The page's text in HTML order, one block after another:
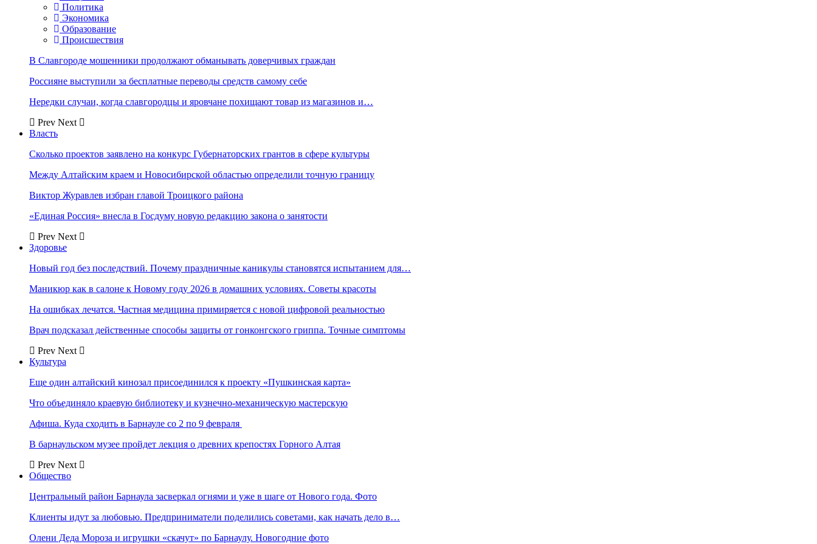
Политика
Экономика
Образование
Происшествия
В Славгороде мошенники продолжают обманывать доверчивых граждан
Россияне выступили за бесплатные переводы средств самому себе
Нередки случаи, когда славгородцы и яровчане похищают товар из магазинов и…
Prev Next
Власть
Сколько проектов заявлено на конкурс Губернаторских грантов в сфере культуры
Между Алтайским краем и Новосибирской областью определили точную границу
Виктор Журавлев избран главой Троицкого района
«Единая Россия» внесла в Госдуму новую редакцию закона о занятости
Prev Next
Здоровье
Новый год без последствий. Почему праздничные каникулы становятся испытанием для…
Маникюр как в салоне к Новому году 2026 в домашних условиях. Советы красоты
На ошибках лечатся. Частная медицина примиряется с новой цифровой реальностью
Врач подсказал действенные способы защиты от гонконгского гриппа. Точные симптомы
Prev Next
Культура
Еще один алтайский кинозал присоединился к проекту «Пушкинская карта»
Что объединяло краевую библиотеку и кузнечно-механическую мастерскую
Афиша. Куда сходить в Барнауле со 2 по 9 февраля
В барнаульском музее пройдет лекция о древних крепостях Горного Алтая
Prev Next
Общество
Центральный район Барнаула засверкал огнями и уже в шаге от Нового года. Фото
Клиенты идут за любовью. Предприниматели поделились советами, как начать дело в…
Олени Деда Мороза и игрушки «скачут» по Барнаулу. Новогодние фото